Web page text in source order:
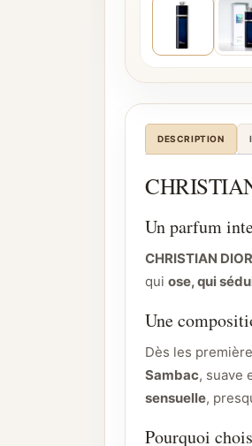
DESCRIPTION
Un parfum
CHRISTIAN
qui ose, qui
Une
Dès les
Sambac, suave
sensuelle,
Pourquoi